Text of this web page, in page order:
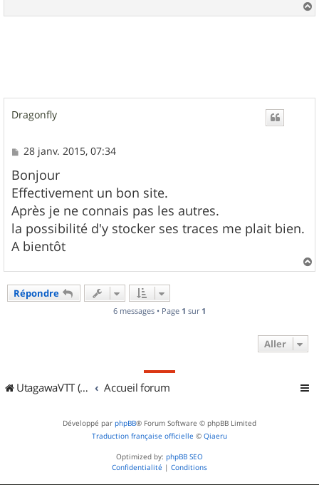
a
Dragonfly
M
s
s
a
g
e
28 janv. 2015, 07:34
Bonjour
Effectivement un bon site.
Après je ne connais pas les autres.
la possibilité d'y stocker ses traces me plait bien.
A bientôt
a
Répondre
6 messages • Page 1 sur 1
Aller
UtagawaVTT (Randos VTT et VTTAE avec traces GPS) Accueil forum
Développé par phpBB® Forum Software © phpBB Limited
Traduction française officielle © Qiaeru
Optimized by: phpBB SEO
Confidentialité | Conditions